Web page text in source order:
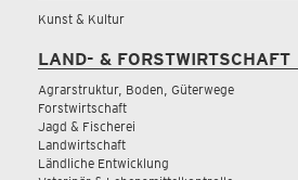
Kunst & Kultur
LAND- & FORSTWIRTSCHAFT
Agrarstruktur, Boden, Güterwege
Forstwirtschaft
Jagd & Fischerei
Landwirtschaft
Ländliche Entwicklung